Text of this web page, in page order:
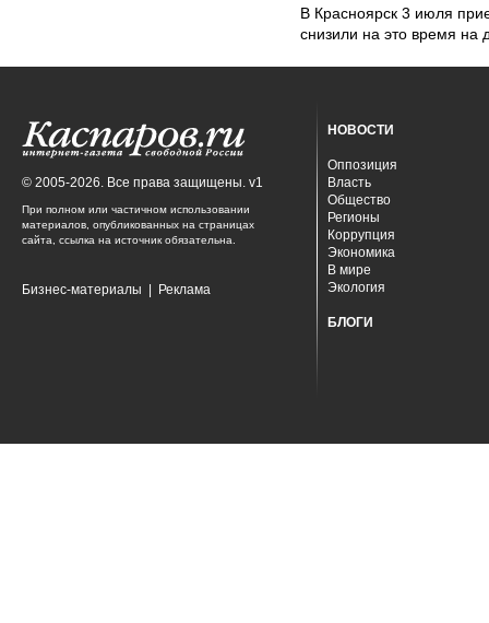
В Красноярск 3 июля
снизили на это время на
© 2005-2026. Все права защищены. v1
При полном или частичном использовании
материалов, опубликованных на страницах
сайта, ссылка на источник обязательна.
Бизнес-материалы Реклама
НОВОСТИ
Оппозиция
Власть
Общество
Регионы
Коррупция
Экономика
В мире
Экология
БЛОГИ